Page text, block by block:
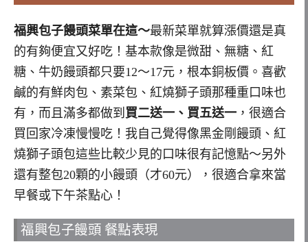
福興包子饅頭菜單在這～最新菜單就算漲價還是真
的有夠便宜又好吃！基本款像是微甜、無糖、紅
糖、牛奶饅頭都只要12～17元，根本銅板價。喜歡
鹹的有鮮肉包、素菜包、紅燒獅子頭那種重口味也
有，而且滿多都做到 買二送一、買五送一 ，很適合
買回家冷凍慢慢吃！我自己覺得像黑金剛饅頭、紅
燒獅子頭包這些比較少見的口味很有記憶點～另外
還有整包20顆的小饅頭（才60元），很適合拿來當
早餐或下午茶點心！
福興包子饅頭 餐點表現